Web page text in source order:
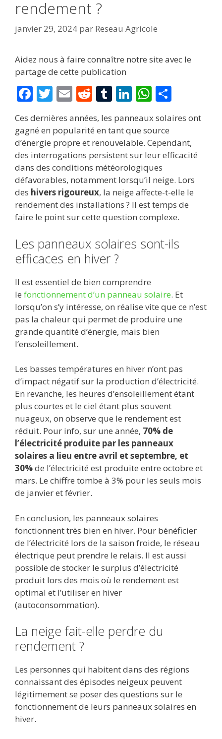
rendement ?
janvier 29, 2024 par Reseau Agricole
Aidez nous à faire connaître notre site avec le
partage de cette publication
F
ac
e
b
o
o
k
T
w
itt
er
E
m
ai
l
R
d
di
t
T
m
bl
r
Li
k
e
dI
n
W
at
s
A
p
p
ar
ta
g
er
Ces dernières années, les panneaux solaires ont
gagné en popularité en tant que source
d’énergie propre et renouvelable. Cependant,
des interrogations persistent sur leur efficacité
dans des conditions météorologiques
défavorables, notamment lorsqu’il neige. Lors
des hivers rigoureux, la neige affecte-t-elle le
rendement des installations ? Il est temps de
faire le point sur cette question complexe.
Les panneaux solaires sont-ils
efficaces en hiver ?
Il est essentiel de bien comprendre
le fonctionnement d’un panneau solaire. Et
lorsqu’on s’y intéresse, on réalise vite que ce n’est
pas la chaleur qui permet de produire une
grande quantité d’énergie, mais bien
l’ensoleillement.
Les basses températures en hiver n’ont pas
d’impact négatif sur la production d’électricité.
En revanche, les heures d’ensoleillement étant
plus courtes et le ciel étant plus souvent
nuageux, on observe que le rendement est
réduit. Pour info, sur une année, 70% de
l’électricité produite par les panneaux
solaires a lieu entre avril et septembre, et
30%de l’électricité est produite entre octobre et
mars. Le chiffre tombe à 3% pour les seuls mois
de janvier et février.
En conclusion, les panneaux solaires
fonctionnent très bien en hiver. Pour bénéficier
de l’électricité lors de la saison froide, le réseau
électrique peut prendre le relais. Il est aussi
possible de stocker le surplus d’électricité
produit lors des mois où le rendement est
optimal et l’utiliser en hiver
(autoconsommation).
La neige fait-elle perdre du
rendement ?
Les personnes qui habitent dans des régions
connaissant des épisodes neigeux peuvent
légitimement se poser des questions sur le
fonctionnement de leurs panneaux solaires en
hiver.